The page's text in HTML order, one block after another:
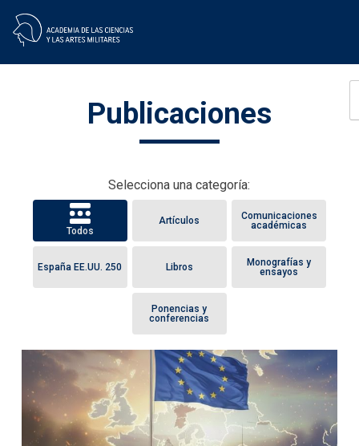
Publicaciones
Selecciona una categoría:
Todos
Artículos
Comunicaciones
académicas
España EE.UU. 250 Libros
Monografías y
ensayos
Ponencias y
conferencias
Warning : Use of undefined constant php - assumed
'php' (this will throw an Error in a future version of PHP)
in/var/www/acami.es/wp-
content/themes/fundcami/page-publicaciones.php
on line